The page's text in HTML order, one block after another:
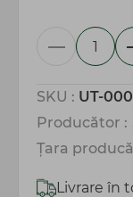
SKU : UT-
Producător :
Țara
Livrare în